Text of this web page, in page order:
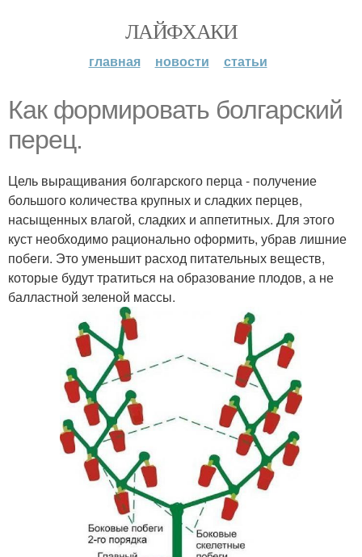
ЛАЙФХАКИ
главная новости статьи
Как формировать болгарский
перец.
Цель выращивания болгарского перца - получение
большого количества крупных и сладких перцев,
насыщенных влагой, сладких и аппетитных. Для этого
куст необходимо рационально оформить, убрав лишние
побеги. Это уменьшит расход питательных веществ,
которые будут тратиться на образование плодов, а не
балластной зеленой массы.